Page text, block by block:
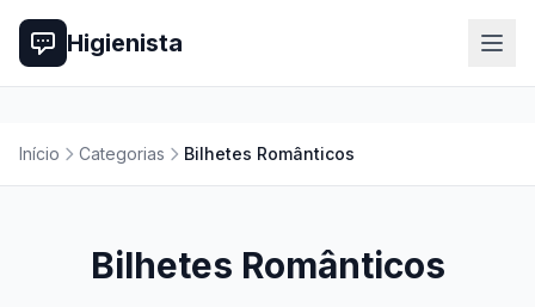
Higienista
Início Categorias Bilhetes Românticos
Bilhetes Românticos